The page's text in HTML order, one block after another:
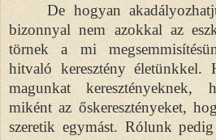
De hogyan
bizonnyal nem azokkal az
törnek a mi
hitvaló keresztény
magunkat
miként az őskeresztényeket,
szeretik egymást. Rólunk